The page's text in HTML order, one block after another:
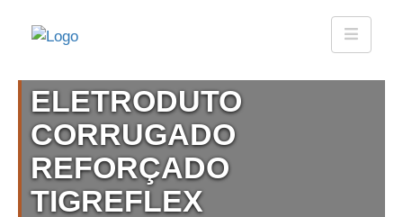
ELETRODUTO
CORRUGADO
REFORÇADO
TIGREFLEX